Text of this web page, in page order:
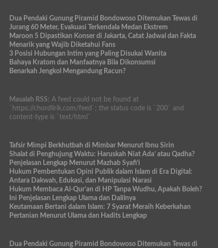
Dua Pendaki Gunung Piramid Bondowoso Ditemukan Tewas di
Jurang 60 Meter, Evakuasi Terkendala Medan Ekstrem
Maroon 5 Dipastikan Konser di Jakarta, Catat Jadwal dan Fakta
Menarik yang Wajib Diketahui Fans
3 Posisi Hubungan Intim yang Paling Disukai Wanita
Bahaya Kratom dan Manfaatnya Bila Dikonsumsi
Benarkah Jengkol Mengandung Racun?
Masalah RSS: A feed could not be found at
`https://chordlirik.com/feed`; the status code is `200` and
content-type is `text/html`
Tafsir Mimpi Berkhutbah di Mimbar Menurut Ibnu Sirin
Shalat di Penghujung Waktu: Haruskah Niat Ada’ atau Qadha?
Penjelasan Lengkap Menurut Mazhab Syafi’i
Hukum Pembentukan Opini Publik dalam Islam di Era Digital:
Antara Dakwah, Edukasi, dan Manipulasi Narasi
Hukum Membaca Al-Qur’an di HP Tanpa Wudhu, Apakah Boleh?
Ini Penjelasan Lengkap Ulama dan Dalilnya
Keutamaan Bertani dalam Islam: 7 Syarat Meraih Keberkahan
Pertanian Menurut Ulama dan Hadits Lengkap
Dua Pendaki Gunung Piramid Bondowoso Ditemukan Tewas di